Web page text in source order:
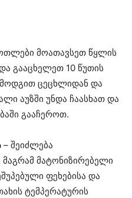
მოათავსეთ წყლის
გააცხელეთ 10 წუთის
ცეცხლიდან და
აუზში უნდა ჩაასხათ და
გააჩეროთ.
– შეიძლება
მატონიზირებელი
ფეხებისა და
ტემპერატურის